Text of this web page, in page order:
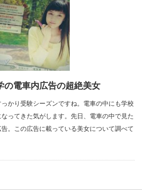
の電車内広告の超絶美女
かり受験シーズンですね。電車の中にも学校
ってきた気がします。先日、電車の中で見た
。この広告に載っている美女について調べて